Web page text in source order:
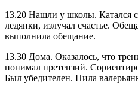
13.20 Нашли у школы. Катался
ледянки, излучал счастье.
выполнила обещание.
13.30 Дома. Оказалось, что
понимал претензий.
Был убедителен. Пила